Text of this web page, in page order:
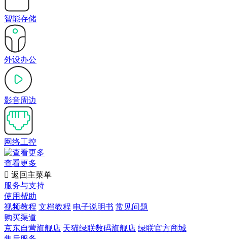
智能存储
外设办公
影音周边
网络工控
查看更多
 返回主菜单
服务与支持
使用帮助
视频教程 文档教程 电子说明书 常见问题
购买渠道
京东自营旗舰店 天猫绿联数码旗舰店 绿联官方商城